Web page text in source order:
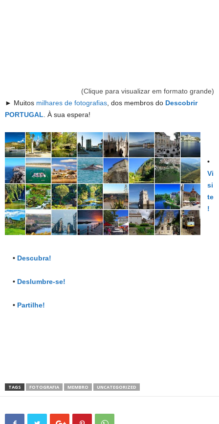
(Clique para visualizar em formato grande)
► Muitos milhares de fotografias, dos membros do Descobrir
PORTUGAL. À sua espera!
•
Vi
si
te
!
• Descubra!
• Deslumbre-se!
• Partilhe!
TAGS FOTOGRAFIA MEMBRO UNCATEGORIZED